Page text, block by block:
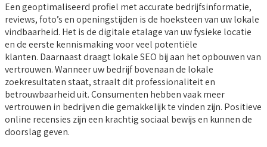
Een geoptimaliseerd profiel met accurate bedrijfsinformatie,
reviews, foto’s en openingstijden is de hoeksteen van uw lokale
vindbaarheid. Het is de digitale etalage van uw fysieke locatie
en de eerste kennismaking voor veel potentiële
klanten. Daarnaast draagt lokale SEO bij aan het opbouwen van
vertrouwen. Wanneer uw bedrijf bovenaan de lokale
zoekresultaten staat, straalt dit professionaliteit en
betrouwbaarheid uit. Consumenten hebben vaak meer
vertrouwen in bedrijven die gemakkelijk te vinden zijn. Positieve
online recensies zijn een krachtig sociaal bewijs en kunnen de
doorslag geven.